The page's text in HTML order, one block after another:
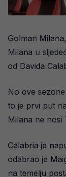
Golman
Milana u
od Davida
No ove
to je prvi put
Milana ne nosi
Calabria je
odabrao je
na temelju